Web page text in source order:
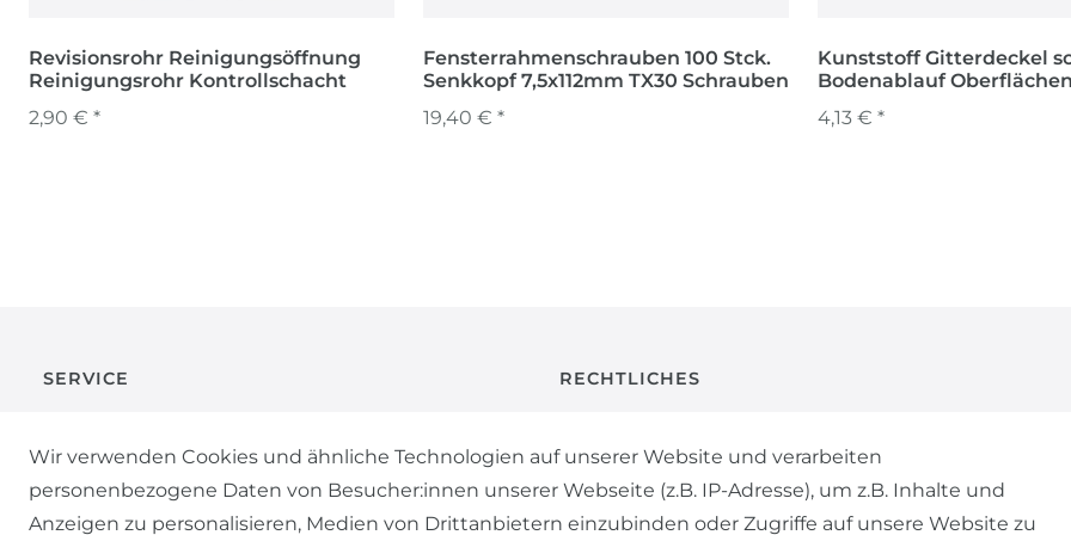
Revisionsrohr Reinigungsöffnung
Reinigungsrohr Kontrollschacht
2,90 € *
Fensterrahmenschrauben 100 Stck.
Senkkopf 7,5x112mm TX30 Schrauben
19,40 € *
Kunststoff Gitterdeckel
Bodenablauf
4,13 € *
SERVICE
ZAHLUNG & VERSAND
RECHTLICHES
WIDERRUFSRECHT
Wir verwenden Cookies und ähnliche Technologien auf unserer Website und verarbeiten
personenbezogene Daten von Besucher:innen unserer Webseite (z.B. IP-Adresse), um z.B. Inhalte und
Anzeigen zu personalisieren, Medien von Drittanbietern einzubinden oder Zugriffe auf unsere Website zu